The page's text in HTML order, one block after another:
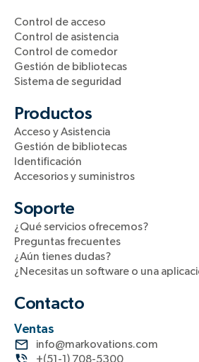
Control de acceso
Control de asistencia
Control de comedor
Gestión de bibliotecas
Sistema de seguridad
Productos
Acceso y Asistencia
Gestión de bibliotecas
Identificación
Accesorios y suministros
Soporte
¿Qué servicios ofrecemos?
Preguntas frecuentes
¿Aún tienes dudas?
¿Necesitas un software o una
Contacto
Ventas
info@markovations.com
+(51-1) 708-5300